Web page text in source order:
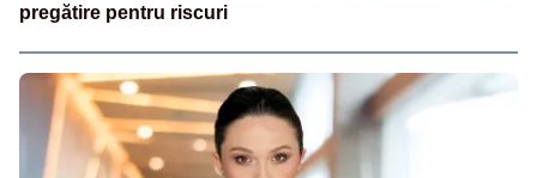
pregătire pentru riscuri